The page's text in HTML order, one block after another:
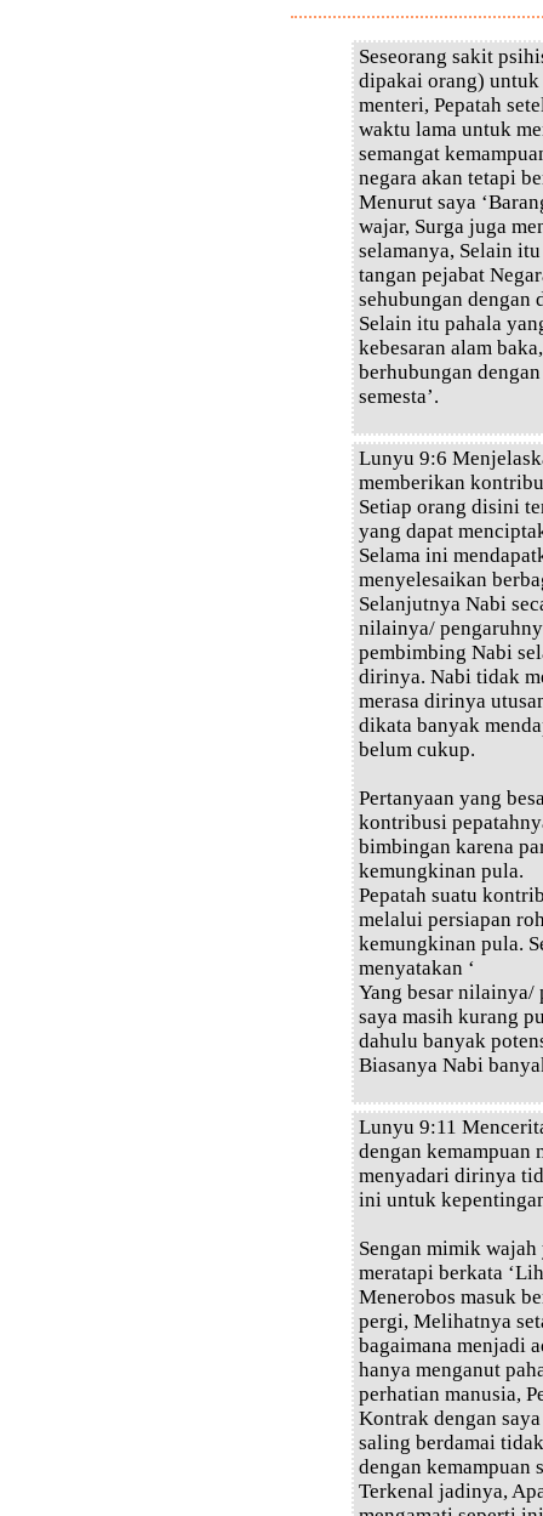
Seseorang sakit
dipakai orang)
menteri, Pepatah
waktu lama untuk
semangat
negara akan tetapi
Menurut saya
wajar, Surga juga
selamanya, Selain
tangan pejabat
sehubungan dengan
Selain itu pahala
kebesaran alam
berhubungan
semesta’.
Lunyu 9:6
memberikan
Setiap orang disini
yang dapat
Selama ini
menyelesaikan
Selanjutnya Nabi
nilainya/
pembimbing Nabi
dirinya. Nabi tidak
merasa dirinya
dikata banyak
belum cukup.
Pertanyaan yang
kontribusi
bimbingan karena
kemungkinan pula.
Pepatah suatu
melalui persiapan
kemungkinan pula.
menyatakan ‘
Yang besar nilainya/
saya masih kurang
dahulu banyak
Biasanya Nabi
Lunyu 9:11
dengan
menyadari dirinya
ini untuk
Sengan mimik
meratapi berkata
Menerobos masuk
pergi, Melihatnya
bagaimana menjadi
hanya menganut
perhatian manusia,
Kontrak dengan
saling berdamai
dengan kemampuan
Terkenal jadinya,